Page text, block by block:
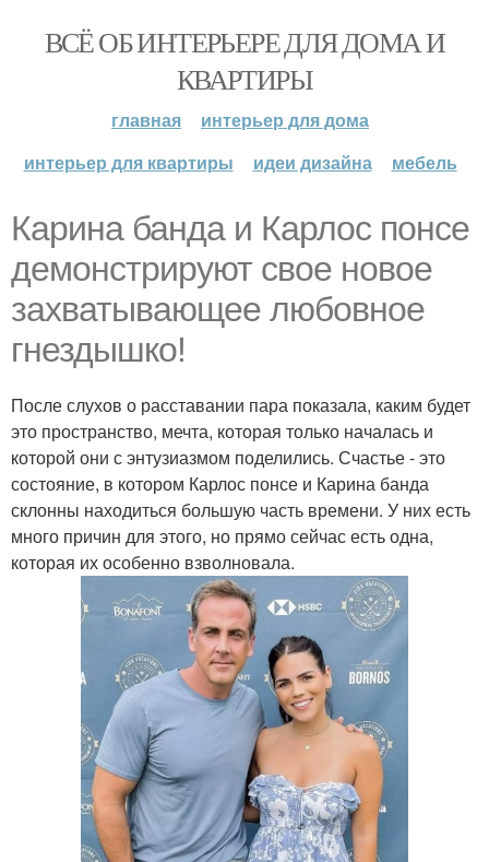
ВСЁ ОБ ИНТЕРЬЕРЕ ДЛЯ ДОМА И
КВАРТИРЫ
главная
интерьер для дома
интерьер для квартиры
идеи дизайна мебель
Карина банда и Карлос понсе
демонстрируют свое новое
захватывающее любовное
гнездышко!
После слухов о расставании пара показала, каким будет
это пространство, мечта, которая только началась и
которой они с энтузиазмом поделились. Счастье - это
состояние, в котором Карлос понсе и Карина банда
склонны находиться большую часть времени. У них есть
много причин для этого, но прямо сейчас есть одна,
которая их особенно взволновала.